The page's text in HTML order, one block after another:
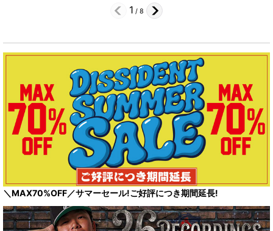
1 / 8
＼MAX70%OFF／サマーセール!ご好評につき期間延長!